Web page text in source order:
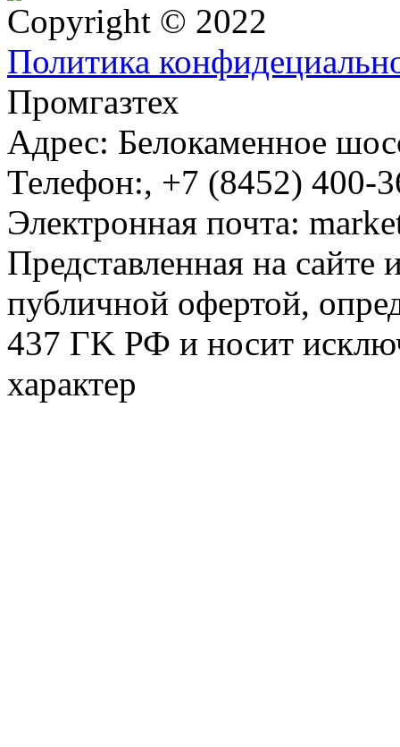
Copyright © 2022
Политика
Промгазтех
Адрес: Белокаменное
Телефон:, +7 (8452) 400-
Электронная почта:
Представленная на сайте
публичной офертой,
437 ГK РФ и носит
характер